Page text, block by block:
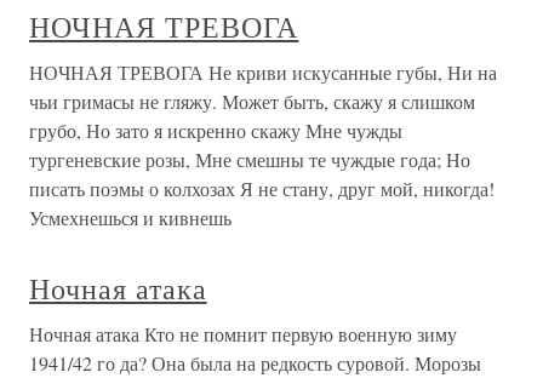
НОЧНАЯ ТРЕВОГА
НОЧНАЯ ТРЕВОГА Не криви искусанные губы, Ни на
чьи гримасы не гляжу. Может быть, скажу я слишком
грубо, Но зато я искренно скажу Мне чужды
тургеневские розы, Мне смешны те чуждые года; Но
писать поэмы о колхозах Я не стану, друг мой, никогда!
Усмехнешься и кивнешь
Ночная атака
Ночная атака Кто не помнит первую военную зиму
1941/42 го да? Она была на редкость суровой. Морозы